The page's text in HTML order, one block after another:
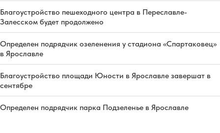
Благоустройство пешеходного центра в Переславле-
Залесском будет продолжено
Определен подрядчик озеленения у стадиона «Спартаковец»
в Ярославле
Благоустройство площади Юности в Ярославле завершат в
сентябре
Определен подрядчик парка Подзеленье в Ярославле